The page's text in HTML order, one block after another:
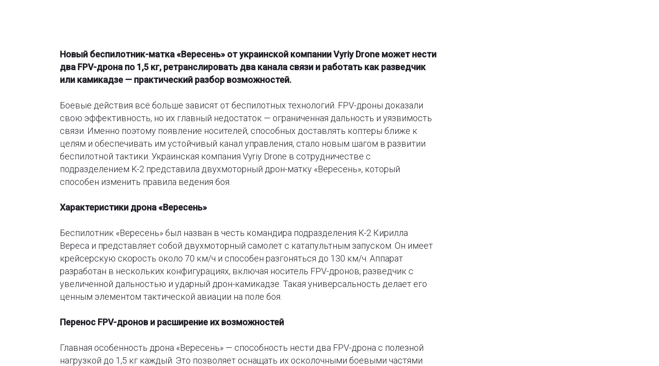
Новый беспилотник-матка «Вересень» от украинской компании Vyriy Drone может нести
два FPV-дрона по 1,5 кг, ретранслировать два канала связи и работать как разведчик
или камикадзе — практический разбор возможностей.
Боевые действия всё больше зависят от беспилотных технологий. FPV-дроны доказали
свою эффективность, но их главный недостаток — ограниченная дальность и уязвимость
связи. Именно поэтому появление носителей, способных доставлять коптеры ближе к
целям и обеспечивать им устойчивый канал управления, стало новым шагом в развитии
беспилотной тактики. Украинская компания Vyriy Drone в сотрудничестве с
подразделением K-2 представила двухмоторный дрон-матку «Вересень», который
способен изменить правила ведения боя.
Характеристики дрона «Вересень»
Беспилотник «Вересень» был назван в честь командира подразделения K-2 Кирилла
Вереса и представляет собой двухмоторный самолет с катапультным запуском. Он имеет
крейсерскую скорость около 70 км/ч и способен разгоняться до 130 км/ч. Аппарат
разработан в нескольких конфигурациях, включая носитель FPV-дронов, разведчик с
увеличенной дальностью и ударный дрон-камикадзе. Такая универсальность делает его
ценным элементом тактической авиации на поле боя.
Перенос FPV-дронов и расширение их возможностей
Главная особенность дрона «Вересень» — способность нести два FPV-дрона с полезной
нагрузкой до 1,5 кг каждый. Это позволяет оснащать их осколочными боевыми частями